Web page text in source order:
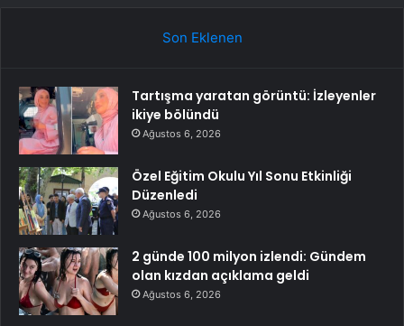
Son Eklenen
Tartışma yaratan görüntü: İzleyenler
ikiye bölündü
Ağustos 6, 2026
Özel Eğitim Okulu Yıl Sonu Etkinliği
Düzenledi
Ağustos 6, 2026
2 günde 100 milyon izlendi: Gündem
olan kızdan açıklama geldi
Ağustos 6, 2026